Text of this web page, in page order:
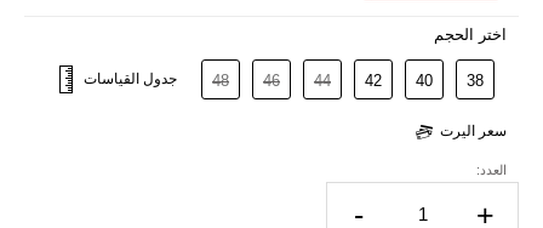
اختر الحجم
38
40
42
44
46
48 جدول القياسات
سعر اليرت
العدد:
- +